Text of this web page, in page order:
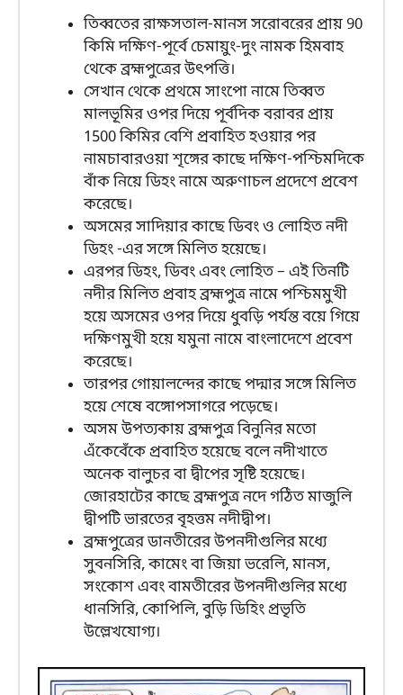
তিব্বতের রাক্ষসতাল-মানস সরোবরের প্রায় 90
কিমি দক্ষিণ-পূর্বে চেমায়ুং-দুং নামক হিমবাহ
থেকে ব্রহ্মপুত্রের উৎপত্তি।
সেখান থেকে প্রথমে সাংপো নামে তিব্বত
মালভূমির ওপর দিয়ে পূর্বদিক বরাবর প্রায়
1500 কিমির বেশি প্রবাহিত হওয়ার পর
নামচাবারওয়া শৃঙ্গের কাছে দক্ষিণ-পশ্চিমদিকে
বাঁক নিয়ে ডিহং নামে অরুণাচল প্রদেশে প্রবেশ
করেছে।
অসমের সাদিয়ার কাছে ডিবং ও লোহিত নদী
ডিহং -এর সঙ্গে মিলিত হয়েছে।
এরপর ডিহং, ডিবং এবং লোহিত – এই তিনটি
নদীর মিলিত প্রবাহ ব্রহ্মপুত্র নামে পশ্চিমমুখী
হয়ে অসমের ওপর দিয়ে ধুবড়ি পর্যন্ত বয়ে গিয়ে
দক্ষিণমুখী হয়ে যমুনা নামে বাংলাদেশে প্রবেশ
করেছে।
তারপর গোয়ালন্দের কাছে পদ্মার সঙ্গে মিলিত
হয়ে শেষে বঙ্গোপসাগরে পড়েছে।
অসম উপত্যকায় ব্রহ্মপুত্র বিনুনির মতো
এঁকেবেঁকে প্রবাহিত হয়েছে বলে নদীখাতে
অনেক বালুচর বা দ্বীপের সৃষ্টি হয়েছে।
জোরহাটের কাছে ব্রহ্মপুত্র নদে গঠিত মাজুলি
দ্বীপটি ভারতের বৃহত্তম নদীদ্বীপ।
ব্রহ্মপুত্রের ডানতীরের উপনদীগুলির মধ্যে
সুবনসিরি, কামেং বা জিয়া ভরেলি, মানস,
সংকোশ এবং বামতীরের উপনদীগুলির মধ্যে
ধানসিরি, কোপিলি, বুড়ি ডিহিং প্রভৃতি
উল্লেখযোগ্য।